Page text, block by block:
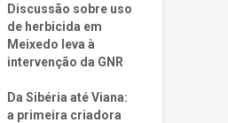
Discussão sobre uso
de herbicida em
Meixedo leva à
intervenção da GNR
Da Sibéria até Viana:
a primeira criadora